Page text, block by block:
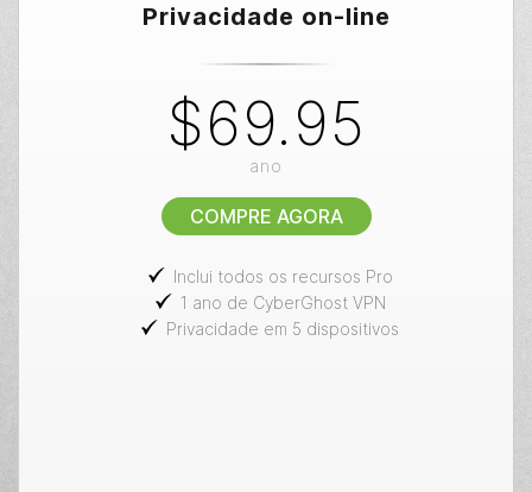
Privacidade on-line
$69.95
ano
COMPRE AGORA
Inclui todos os recursos Pro
1 ano de CyberGhost VPN
Privacidade em 5 dispositivos